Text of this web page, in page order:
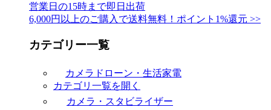
営業日の15時まで即日出荷
6,000円以上のご購入で送料無料！ポイント1%還元 >>
カテゴリー一覧
カメラドローン・生活家電
カテゴリ一覧を開く
カメラ・スタビライザー